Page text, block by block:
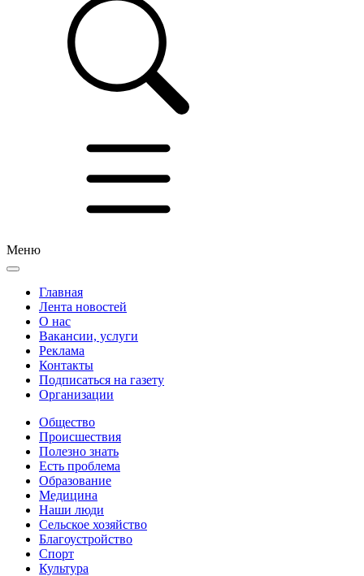
Меню
Главная
Лента новостей
О нас
Вакансии, услуги
Реклама
Контакты
Подписаться на газету
Организации
Общество
Происшествия
Полезно знать
Есть проблема
Образование
Медицина
Наши люди
Сельское хозяйство
Благоустройство
Спорт
Культура